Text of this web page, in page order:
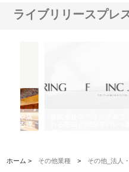
ライブリリースプレ
株式会社スプリングエフが選ば
れる理由とOEMアパレル製造の
強み
ホーム > その他業種 > その他_法人